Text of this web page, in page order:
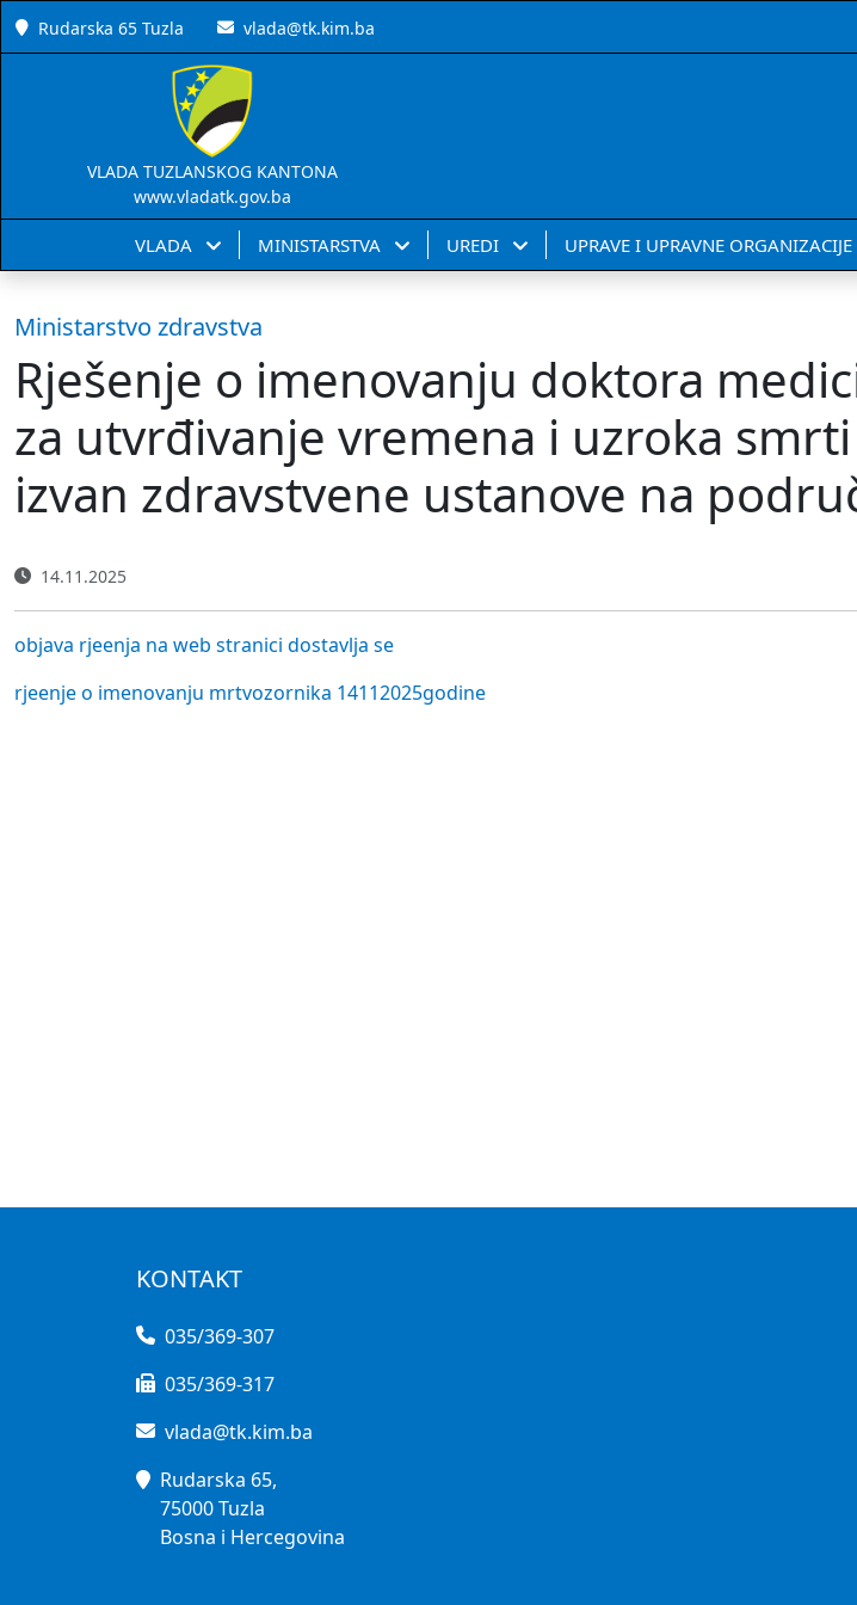
Rudarska 65 Tuzla vlada@tk.kim.ba
VLADA TUZLANSKOG KANTONA
www.vladatk.gov.ba
VLADA MINISTARSTVA UREDI UPRAVE I UPRAVNE ORGANIZACIJE
Ministarstvo zdravstva
Rješenje o imenovanju doktora
za utvrđivanje vremena i uzroka
izvan zdravstvene ustanove na
14.11.2025
objava rjeenja na web stranici dostavlja se
rjeenje o imenovanju mrtvozornika 14112025godine
KONTAKT
035/369-307
035/369-317
vlada@tk.kim.ba
Rudarska 65,
75000 Tuzla
Bosna i Hercegovina